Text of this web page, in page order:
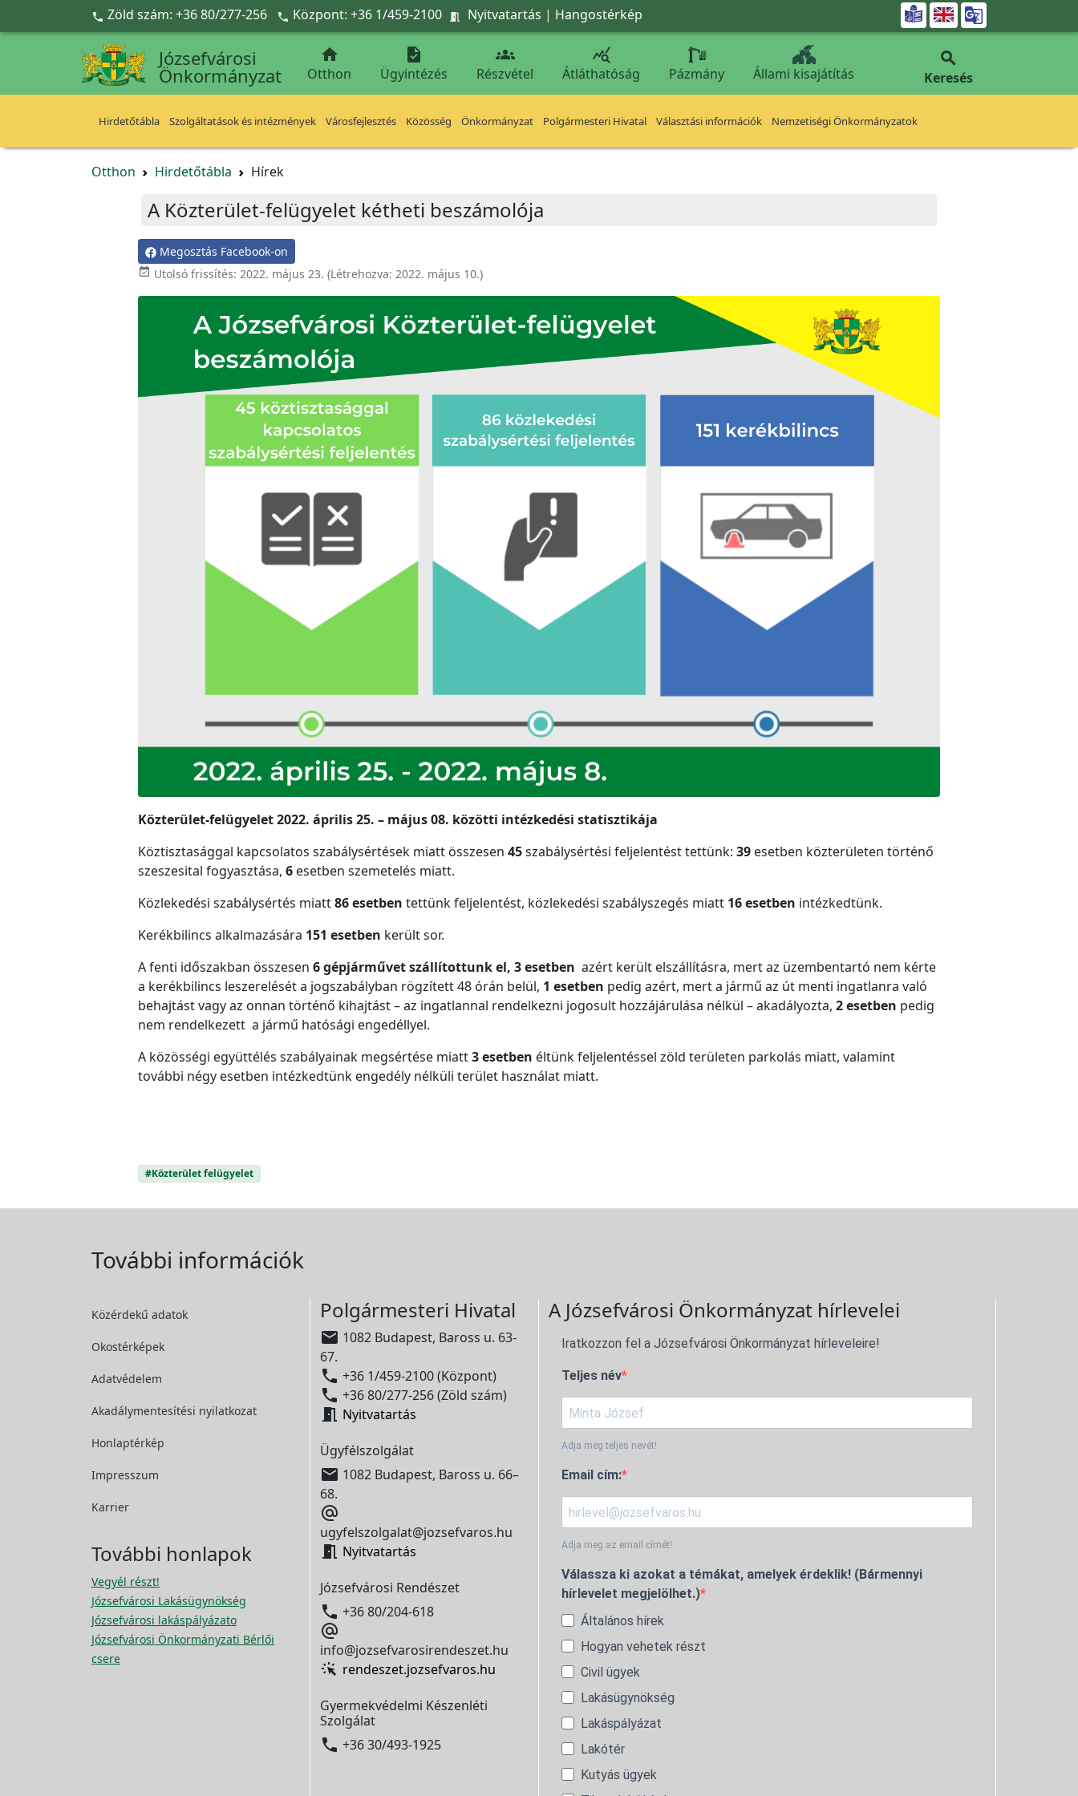
Ugrás a fő tartalomra
 Zöld szám: +36 80/277-256  Központ: +36 1/459-2100  Nyitvatartás | Hangostérkép 
Józsefvárosi
Önkormányzat

Otthon

Ügyintézés

Részvétel

Átláthatóság Pázmány Állami kisajátítás

Keresés
Hirdetőtábla Szolgáltatások és intézmények Városfejlesztés Közösség Önkormányzat Polgármesteri Hivatal Választási információk Nemzetiségi Önkormányzatok
Otthon Hirdetőtábla Hírek
A Közterület-felügyelet kétheti beszámolója
Megosztás Facebook-on
 Utolsó frissítés: 2022. május 23. (Létrehozva: 2022. május 10.)
Közterület-felügyelet 2022. április 25. – május 08. közötti intézkedési statisztikája
Köztisztasággal kapcsolatos szabálysértések miatt összesen 45szabálysértési feljelentést tettünk: 39 esetben közterületen történő
szeszesital fogyasztása, 6 esetben szemetelés miatt.
Közlekedési szabálysértés miatt86 esetben tettünk feljelentést, közlekedési szabályszegés miatt 16 esetben intézkedtünk.
Kerékbilincs alkalmazására 151 esetben került sor.
A fenti időszakban összesen 6 gépjárművet szállítottunk el, 3 esetben azért került elszállításra, mert az üzembentartó nem kérte
a kerékbilincs leszerelését a jogszabályban rögzített 48 órán belül, 1 esetben pedig azért, mert a jármű az út menti ingatlanra való
behajtást vagy az onnan történő kihajtást – az ingatlannal rendelkezni jogosult hozzájárulása nélkül – akadályozta, 2 esetben pedig
nem rendelkezett a jármű hatósági engedéllyel.
A közösségi együttélés szabályainak megsértése miatt3 esetben éltünk feljelentéssel zöld területen parkolás miatt, valamint
további négy esetben intézkedtünk engedély nélküli terület használat miatt.
#Közterület felügyelet
További információk
Közérdekű adatok
Okostérképek
Adatvédelem
Akadálymentesítési nyilatkozat
Honlaptérkép
Impresszum
Karrier
További honlapok
Vegyél részt!
Józsefvárosi Lakásügynökség
Józsefvárosi lakáspályázato
Józsefvárosi Önkormányzati Bérlői
csere
Polgármesteri Hivatal
 1082 Budapest, Baross u. 63-
67.
 +36 1/459-2100 (Központ)
 +36 80/277-256 (Zöld szám)
 Nyitvatartás
Ügyfélszolgálat
 1082 Budapest, Baross u. 66–
68.

ugyfelszolgalat@jozsefvaros.hu
 Nyitvatartás
Józsefvárosi Rendészet
 +36 80/204-618

info@jozsefvarosirendeszet.hu
rendeszet.jozsefvaros.hu
Gyermekvédelmi Készenléti
Szolgálat
 +36 30/493-1925
A Józsefvárosi Önkormányzat hírlevelei
Iratkozzon fel a Józsefvárosi Önkormányzat hírleveleire!
Teljes név
Adja meg teljes nevét!
Email cím:
Adja meg az email címét!
Válassza ki azokat a témákat, amelyek érdeklik! (Bármennyi
hírlevelet megjelölhet.)
Általános hírek
Hogyan vehetek részt
Civil ügyek
Lakásügynökség
Lakáspályázat
Lakótér
Kutyás ügyek